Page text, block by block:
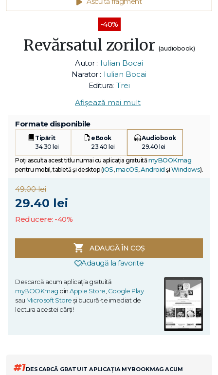
-40%
Revărsatul zorilor (audiobook)
Autor : Iulian Bocai
Narator : Iulian Bocai
Editura: Trei
Afișează mai mult
Formate disponibile
Tipărit
34.30 lei
eBook
23.40 lei
Audiobook
29.40 lei
Poți asculta acest titlu numai cu aplicația gratuitămyBOOKmag
pentru mobil, tabletă și desktop (iOS,macOS,Android și Windows).
49.00 lei
29.40 lei
Reducere: -40%
ADAUGĂ ÎN COȘ
Adaugă la favorite
Descarcă acum aplicația gratuită
myBOOKmag dinApple Store,Google Play
sau Microsoft Storeși bucură-te imediat de
lectura acestei cărți!
#1DESCARCĂ GRATUIT APLICAȚIA MYBOOKMAG ACUM